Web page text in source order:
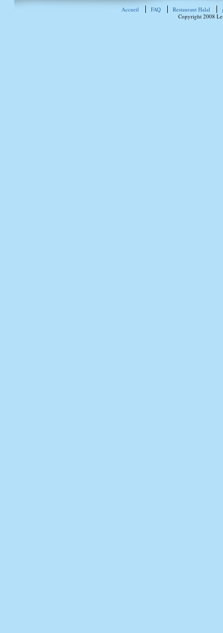
Accueil FAQ Restaurant Halal
Copyright 2008